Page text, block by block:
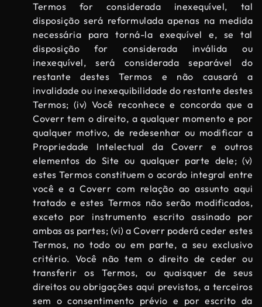
Termos for considerada inexequível, tal
disposição será reformulada apenas na medida
necessária para torná-la exequível e, se tal
disposição for considerada inválida ou
inexequível, será considerada separável do
restante destes Termos e não causará a
invalidade ou inexequibilidade do restante destes
Termos; (iv) Você reconhece e concorda que a
Coverr tem o direito, a qualquer momento e por
qualquer motivo, de redesenhar ou modificar a
Propriedade Intelectual da Coverr e outros
elementos do Site ou qualquer parte dele; (v)
estes Termos constituem o acordo integral entre
você e a Coverr com relação ao assunto aqui
tratado e estes Termos não serão modificados,
exceto por instrumento escrito assinado por
ambas as partes; (vi) a Coverr poderá ceder estes
Termos, no todo ou em parte, a seu exclusivo
critério. Você não tem o direito de ceder ou
transferir os Termos, ou quaisquer de seus
direitos ou obrigações aqui previstos, a terceiros
sem o consentimento prévio e por escrito da